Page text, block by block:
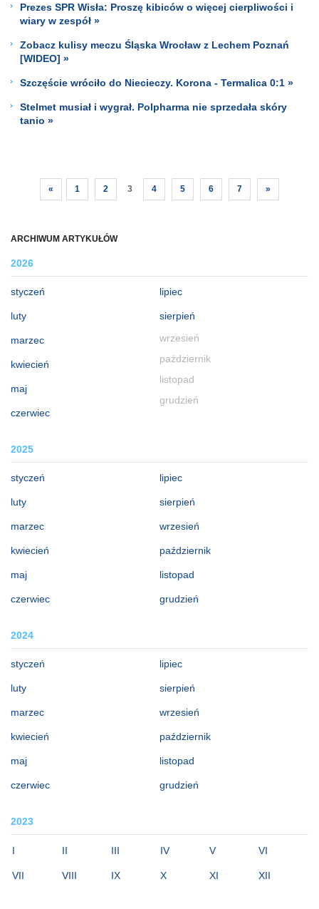
ARCHIWUM ARTYKUŁÓW
2026
styczeń
luty
marzec
kwiecień
maj
czerwiec
lipiec
sierpień
wrzesień
październik
listopad
grudzień
2025
styczeń
luty
marzec
kwiecień
maj
czerwiec
lipiec
sierpień
wrzesień
październik
listopad
grudzień
2024
styczeń
luty
marzec
kwiecień
maj
czerwiec
lipiec
sierpień
wrzesień
październik
listopad
grudzień
2023
I II III IV V VI
VII VIII IX X XI XII
Prezes SPR Wisła: Proszę kibiców o więcej cierpliwości i
wiary w zespół »
Zobacz kulisy meczu Śląska Wrocław z Lechem Poznań
[WIDEO] »
Szczęście wróciło do Niecieczy. Korona - Termalica 0:1 »
Stelmet musiał i wygrał. Polpharma nie sprzedała skóry
tanio »
« 1 2 3 4 5 6 7 »